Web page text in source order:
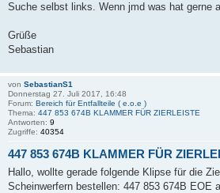
Suche selbst links. Wenn jmd was hat gerne
Grüße
Sebastian
von SebastianS1
Donnerstag 27. Juli 2017, 16:48
Forum: Bereich für Entfallteile ( e.o.e )
Thema: 447 853 674B KLAMMER FÜR ZIERLEISTE
Antworten: 9
Zugriffe: 40354
447 853 674B KLAMMER FÜR
Hallo, wollte gerade folgende Klipse für die
Scheinwerfern bestellen: 447 853 674B EOE